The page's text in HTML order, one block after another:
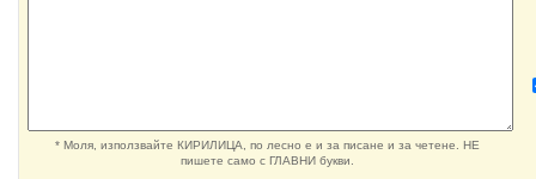
* Моля, използвайте КИРИЛИЦА, по лесно е и за писане и за четене. НЕ
пишете само с ГЛАВНИ букви.